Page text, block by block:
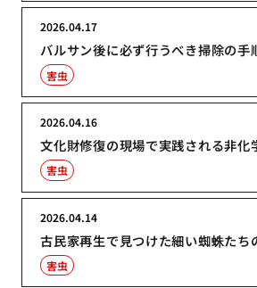
バルサン後に必ず行うべき掃除の手
2026.04.17
害虫
文化財修復の現場で実践される非化
2026.04.16
害虫
古民家再生で見つけた細い蜘蛛たち
2026.04.14
害虫